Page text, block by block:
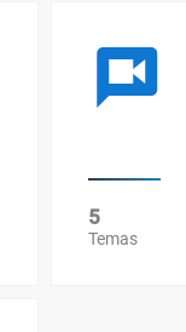
5
Temas